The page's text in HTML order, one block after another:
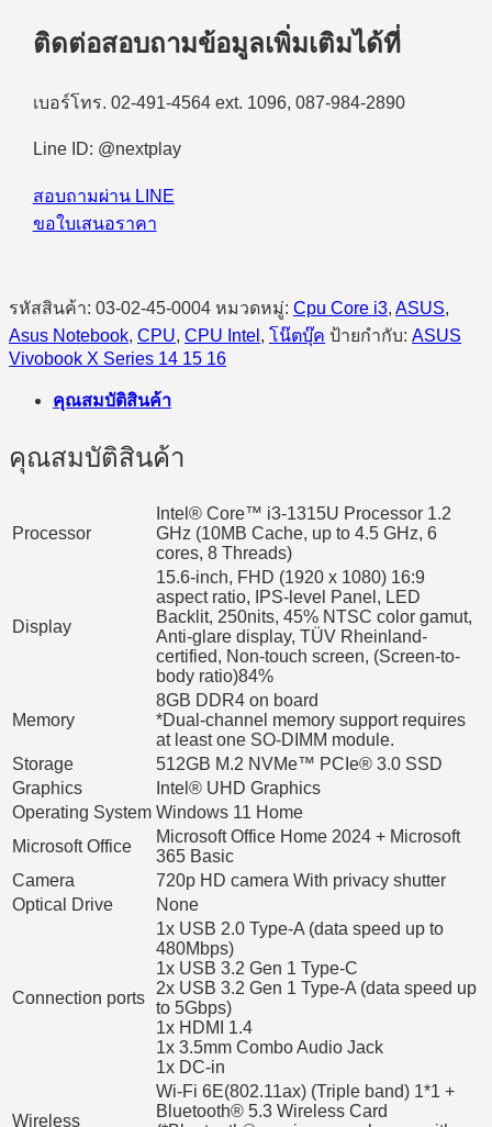
ติดต่อสอบถามข้อมูลเพิ่มเติมได้ที่
เบอร์โทร. 02-491-4564 ext. 1096, 087-984-2890
Line ID: @nextplay
สอบถามผ่าน LINE
ขอใบเสนอราคา
รหัสสินค้า: 03-02-45-0004 หมวดหมู่: Cpu Core i3, ASUS,
Asus Notebook, CPU, CPU Intel , โน๊ตบุ๊ค ป้ายกำกับ: ASUS
Vivobook X Series 14 15 16
คุณสมบัติสินค้า
คุณสมบัติสินค้า
Processor
Intel® Core™ i3-1315U Processor 1.2
GHz (10MB Cache, up to 4.5 GHz, 6
cores, 8 Threads)
Display
15.6-inch, FHD (1920 x 1080) 16:9
aspect ratio, IPS-level Panel, LED
Backlit, 250nits, 45% NTSC color gamut,
Anti-glare display, TÜV Rheinland-
certified, Non-touch screen, (Screen-to-
body ratio)84%
Memory
8GB DDR4 on board
*Dual-channel memory support requires
at least one SO-DIMM module.
Storage
512GB M.2 NVMe™ PCIe® 3.0 SSD
Graphics
Intel® UHD Graphics
Operating System Windows 11 Home
Microsoft Office
Microsoft Office Home 2024 + Microsoft
365 Basic
Camera
720p HD camera With privacy shutter
Optical Drive
None
Connection ports
1x USB 2.0 Type-A (data speed up to
480Mbps)
1x USB 3.2 Gen 1 Type-C
2x USB 3.2 Gen 1 Type-A (data speed up
to 5Gbps)
1x HDMI 1.4
1x 3.5mm Combo Audio Jack
1x DC-in
Wireless
Wi-Fi 6E(802.11ax) (Triple band) 1*1 +
Bluetooth® 5.3 Wireless Card